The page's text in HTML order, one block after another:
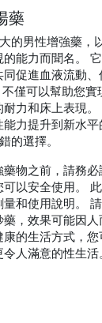
藥
的男性增強藥，
能力而聞名。
促進血液流動
僅可以幫助您實
力和床上表現
力提升到新水平
的選擇。
物之前，請務
可以安全使用。
和使用說明。
，效果可能因
康的生活方式，
人滿意的性生活